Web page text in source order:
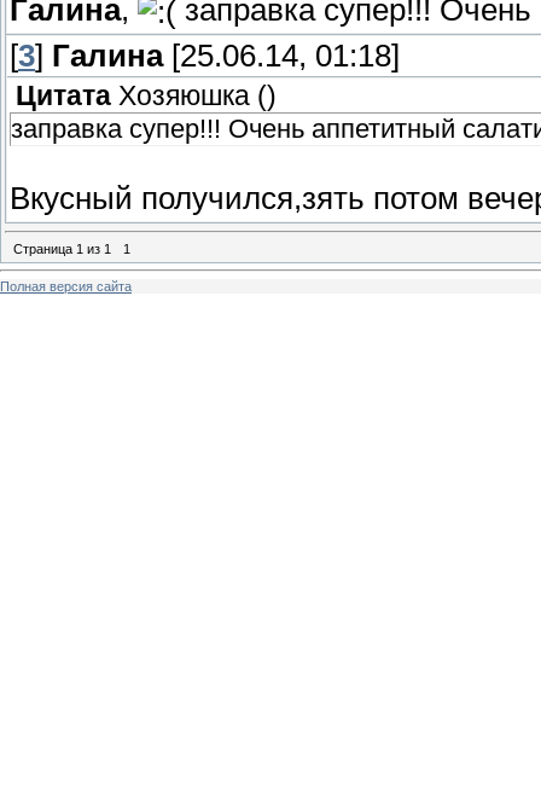
Галина,
заправка супер!!!
[3] Галина[25.06.14, 01:18]
Цитата Хозяюшка ()
заправка супер!!! Очень аппетитный
Вкусный получился,зять потом
Страница 1 из 1 1
Полная версия сайта